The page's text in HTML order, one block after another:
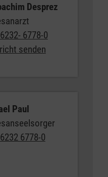
Desprez
6778-0
senden
Paul
6778-0